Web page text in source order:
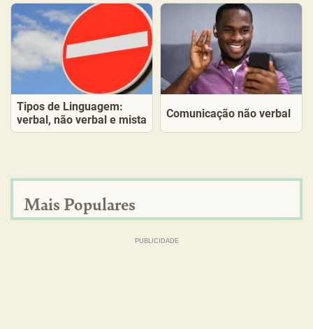
Tipos de Linguagem:
verbal, não verbal e mista
Comunicação não verbal
Mais Populares